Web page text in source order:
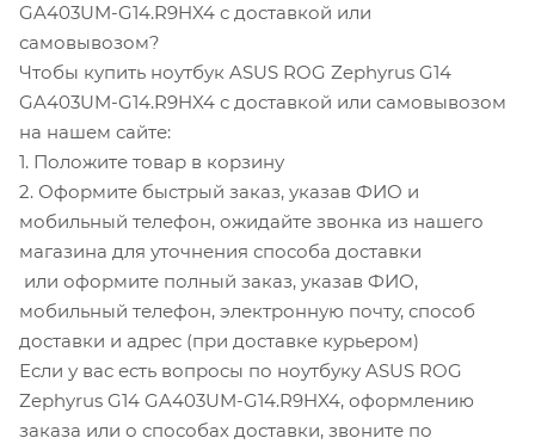
GA403UM-G14.R9HX4 с доставкой или
самовывозом?
Чтобы купить ноутбук ASUS ROG Zephyrus G14
GA403UM-G14.R9HX4 с доставкой или самовывозом
на нашем сайте:
1. Положите товар в корзину
2. Оформите быстрый заказ, указав ФИО и
мобильный телефон, ожидайте звонка из нашего
магазина для уточнения способа доставки
или оформите полный заказ, указав ФИО,
мобильный телефон, электронную почту, способ
доставки и адрес (при доставке курьером)
Если у вас есть вопросы по ноутбуку ASUS ROG
Zephyrus G14 GA403UM-G14.R9HX4, оформлению
заказа или о способах доставки, звоните по